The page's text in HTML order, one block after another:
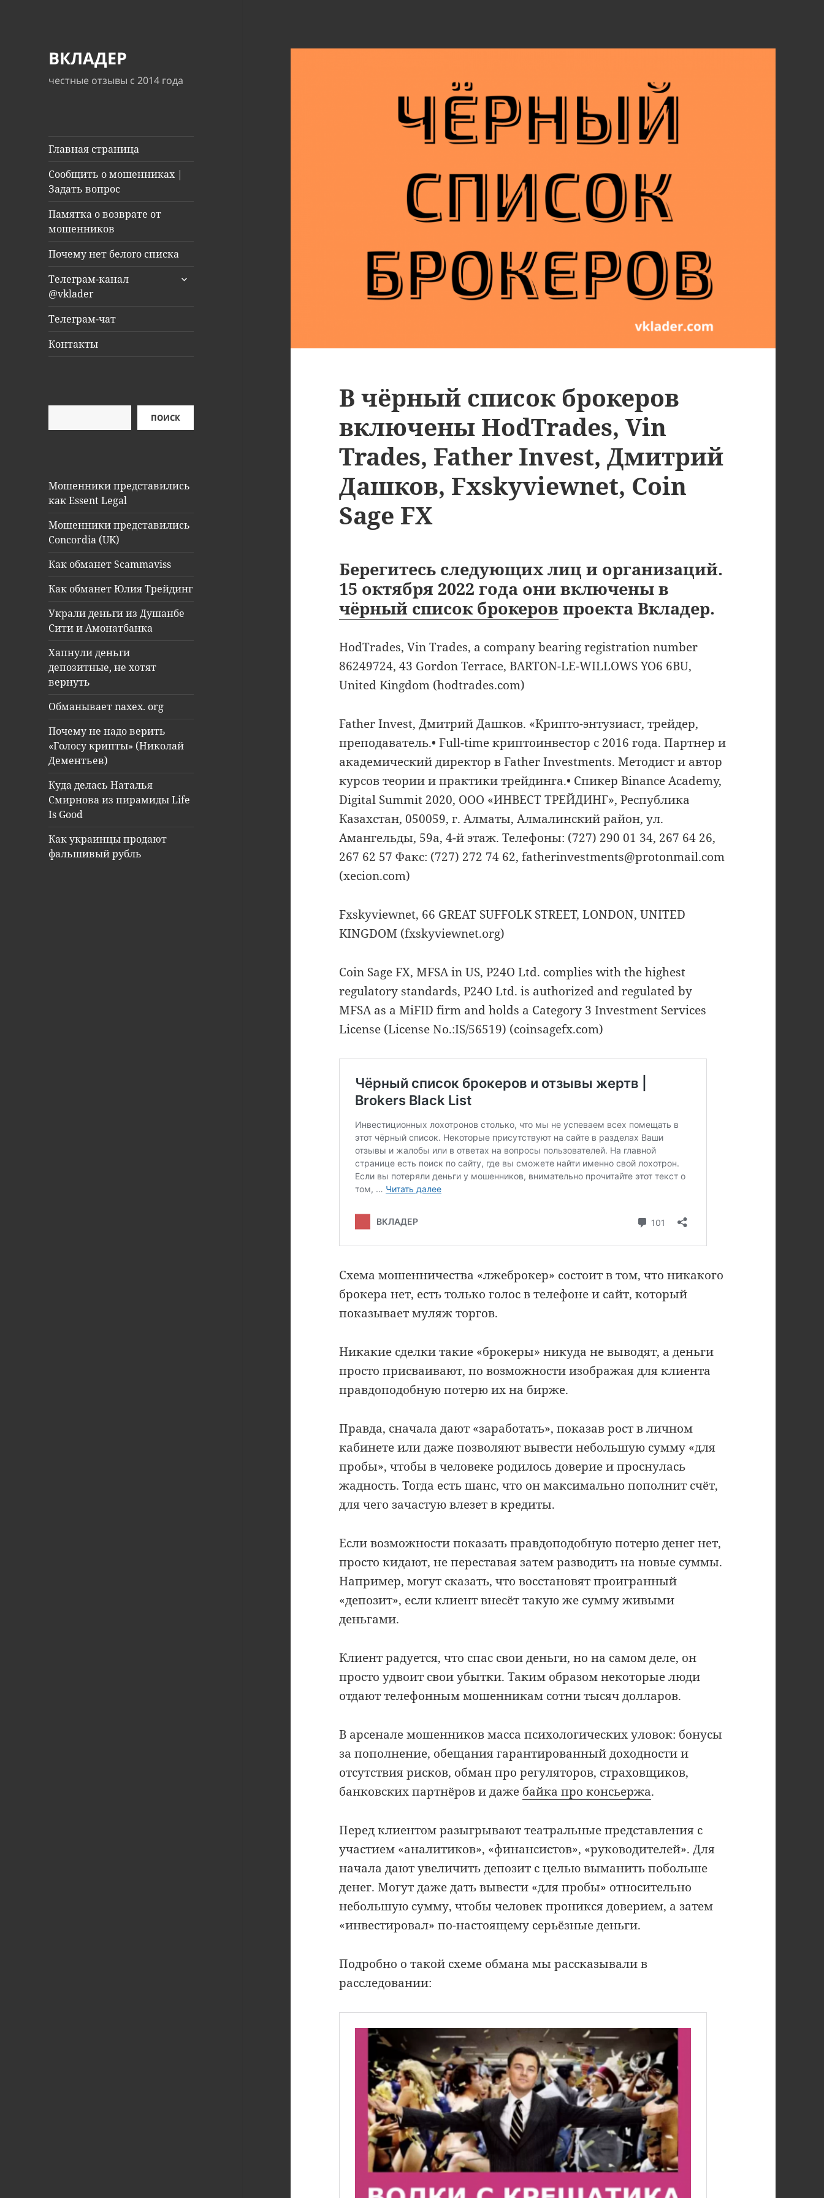
ВКЛАДЕР
честные отзывы с 2014 года
Главная страница
Сообщить о мошенниках |
Задать вопрос
Памятка о возврате от
мошенников
Почему нет белого списка
Телеграм-канал
@vklader
раскрыть
Телеграм-чат
Контакты
ПОИСК
Мошенники представились
как Essent Legal
Мошенники представились
Concordia (UK)
Как обманет Scammaviss
Как обманет Юлия Трейдинг
Украли деньги из Душанбе
Сити и Амонатбанка
Хапнули деньги
депозитные, не хотят
вернуть
Обманывает naxex. org
Почему не надо верить
«Голосу крипты» (Николай
Дементьев)
Куда делась Наталья
Смирнова из пирамиды Life
Is Good
Как украинцы продают
фальшивый рубль
В чёрный список брокеров
включены HodTrades, Vin
Trades, Father Invest, Дмитрий
Дашков, Fxskyviewnet, Coin
Sage FX
Берегитесь следующих лиц и организаций.
15 октября 2022 года они включены в
чёрный список брокеров проекта Вкладер.
HodTrades, Vin Trades, a company bearing registration number
86249724, 43 Gordon Terrace, BARTON-LE-WILLOWS YO6 6BU,
United Kingdom (hodtrades.com)
Father Invest, Дмитрий Дашков. «Крипто-энтузиаст, трейдер,
преподаватель.•‎ Full-time криптоинвестор с 2016 года. Партнер и
академический директор в Father Investments. Методист и автор
курсов теории и практики трейдинга.•‎ Спикер Binance Academy,
Digital Summit 2020, ООО «ИНВЕСТ ТРЕЙДИНГ», Республика
Казахстан, 050059, г. Алматы, Алмалинский район, ул.
Амангельды, 59a, 4-й этаж. Телефоны: (727) 290 01 34, 267 64 26,
267 62 57 Факс: (727) 272 74 62, fatherinvestments@protonmail.com
(xecion.com)
Fxskyviewnet, 66 GREAT SUFFOLK STREET, LONDON, UNITED
KINGDOM (fxskyviewnet.org)
Coin Sage FX, MFSA in US, P24O Ltd. complies with the highest
regulatory standards, P24O Ltd. is authorized and regulated by
MFSA as a MiFID firm and holds a Category 3 Investment Services
License (License No.:IS/56519) (coinsagefx.com)
Схема мошенничества «лжеброкер» состоит в том, что никакого
брокера нет, есть только голос в телефоне и сайт, который
показывает муляж торгов.
Никакие сделки такие «брокеры» никуда не выводят, а деньги
просто присваивают, по возможности изображая для клиента
правдоподобную потерю их на бирже.
Правда, сначала дают «заработать», показав рост в личном
кабинете или даже позволяют вывести небольшую сумму «для
пробы», чтобы в человеке родилось доверие и проснулась
жадность. Тогда есть шанс, что он максимально пополнит счёт,
для чего зачастую влезет в кредиты.
Если возможности показать правдоподобную потерю денег нет,
просто кидают, не переставая затем разводить на новые суммы.
Например, могут сказать, что восстановят проигранный
«депозит», если клиент внесёт такую же сумму живыми
деньгами.
Клиент радуется, что спас свои деньги, но на самом деле, он
просто удвоит свои убытки. Таким образом некоторые люди
отдают телефонным мошенникам сотни тысяч долларов.
В арсенале мошенников масса психологических уловок: бонусы
за пополнение, обещания гарантированный доходности и
отсутствия рисков, обман про регуляторов, страховщиков,
банковских партнёров и даже байка про консьержа.
Перед клиентом разыгрывают театральные представления с
участием «аналитиков», «финансистов», «руководителей». Для
начала дают увеличить депозит с целью выманить побольше
денег. Могут даже дать вывести «для пробы» относительно
небольшую сумму, чтобы человек проникся доверием, а затем
«инвестировал» по-настоящему серьёзные деньги.
Подробно о такой схеме обмана мы рассказывали в
расследовании: